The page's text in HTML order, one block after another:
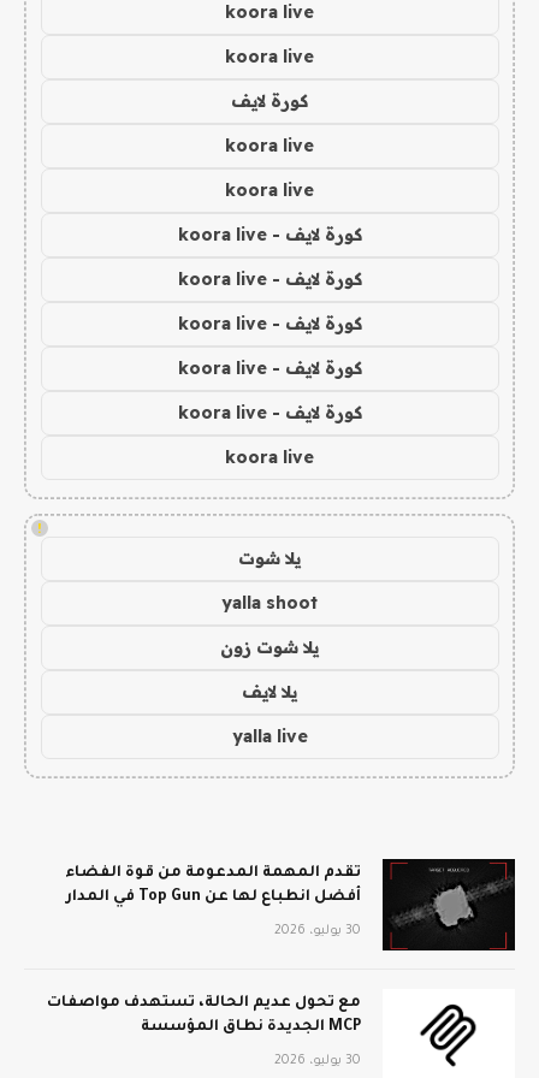
koora live
koora live
كورة لايف
koora live
koora live
كورة لايف - koora live
كورة لايف - koora live
كورة لايف - koora live
كورة لايف - koora live
كورة لايف - koora live
koora live
!
يلا شوت
yalla shoot
يلا شوت زون
يلا لايف
yalla live
تقدم المهمة المدعومة من قوة الفضاء
أفضل انطباع لها عن Top Gun في المدار
30 يوليو، 2026
مع تحول عديم الحالة، تستهدف مواصفات
MCP الجديدة نطاق المؤسسة
30 يوليو، 2026